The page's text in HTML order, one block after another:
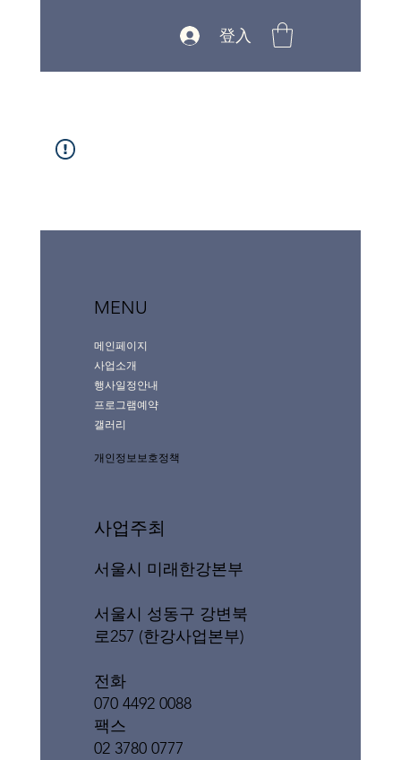
登入
MENU
메인페이지
사업소개
행사일정안내
프로그램예약
갤러리
개인정보보호정책
사업주최
서울시 미래한강본부
서울시 성동구 강변북
로257 (한강사업본부)
전화
070 4492 0088
팩스
02 3780 0777